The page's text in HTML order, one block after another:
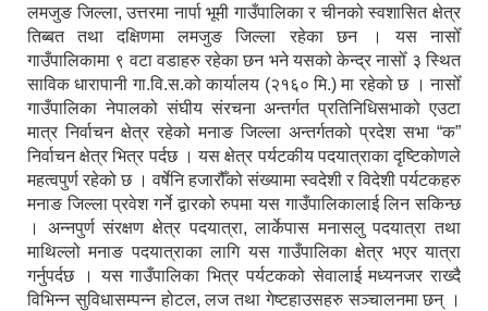
लमजुङ जिल्ला, उत्तरमा नार्पा भूमी गाउँपालिका र चीनको स्वशासित क्षेत्र
तिब्बत तथा दक्षिणमा लमजुङ जिल्ला रहेका छन । यस नासोँ
गाउँपालिकामा ९ वटा वडाहरु रहेका छन भने यसको केन्द्र नासोँ ३ स्थित
साविक धारापानी गा.वि.स.को कार्यालय (२१६० मि.) मा रहेको छ । नासोँ
गाउँपालिका नेपालको संघीय संरचना अन्तर्गत प्रतिनिधिसभाको एउटा
मात्र निर्वाचन क्षेत्र रहेको मनाङ जिल्ला अन्तर्गतको प्रदेश सभा “क”
निर्वाचन क्षेत्र भित्र पर्दछ । यस क्षेत्र पर्यटकीय पदयात्राका दृष्टिकोणले
महत्वपुर्ण रहेको छ । वर्षेनि हजारौँको संख्यामा स्वदेशी र विदेशी पर्यटकहरु
मनाङ जिल्ला प्रवेश गर्ने द्वारको रुपमा यस गाउँपालिकालाई लिन सकिन्छ
। अन्नपुर्ण संरक्षण क्षेत्र पदयात्रा, लार्केपास मनासलु पदयात्रा तथा
माथिल्लो मनाङ पदयात्राका लागि यस गाउँपालिका क्षेत्र भएर यात्रा
गर्नुपर्दछ । यस गाउँपालिका भित्र पर्यटकको सेवालाई मध्यनजर राख्दै
विभिन्न सुविधासम्पन्न होटल, लज तथा गेष्टहाउसहरु सञ्चालनमा छन् ।